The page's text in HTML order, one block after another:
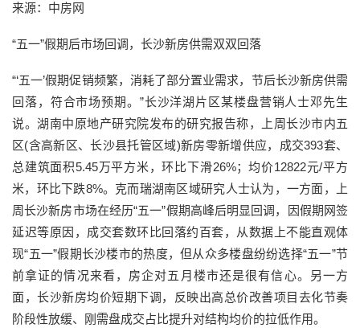
来源：中房网
“五一”假期后市场回调，长沙新房供需双双回落
“‘五一’假期促销频繁，消耗了部分置业需求，节后长沙新房供需
回落，符合市场预期。”长沙洋湖片区某楼盘营销人士邓先生
说。湖南中原地产研究院发布的研究报告称，上周长沙市内五
区(含高新区、长沙县托管区域)新房零新增供应，成交393套、
总建筑面积5.45万平方米，环比下滑26%；均价12822元/平方
米，环比下跌8%。克而瑞湖南区域研究人士认为，一方面，上
周长沙新房市场在经历“五一”假期高峰后明显回调，因假期网签
延迟等原因，成交套数环比回落约百套，从数据上不能直观体
现“五一”假期长沙楼市的热度，但从众多楼盘纷纷选择“五一”节
前拿证的情况来看，房企对五月楼市还是很有信心。另一方
面，长沙新房均价短期下调，反映出高总价改善项目去化节奏
阶段性放缓、刚需盘成交占比提升对结构均价的拉低作用。